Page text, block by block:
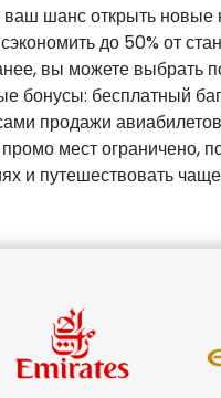
шанс открыть новые
до 50% от
вы можете выбрать
бонусы: бесплатный
продажи
мест ограничено,
и путешествовать